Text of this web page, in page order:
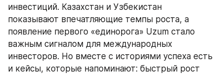
инвестиций. Казахстан и Узбекистан
показывают впечатляющие темпы роста, а
появление первого «единорога» Uzum стало
важным сигналом для международных
инвесторов. Но вместе с историями успеха есть
и кейсы, которые напоминают: быстрый рост